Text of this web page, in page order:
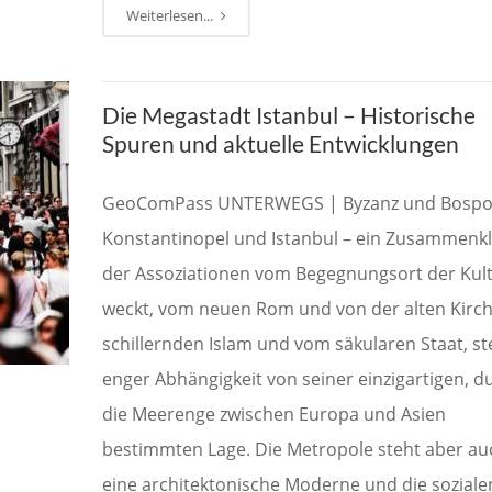
Weiterlesen...
Die Megastadt Istanbul – Historische
Spuren und aktuelle Entwicklungen
GeoComPass UNTERWEGS | Byzanz und
Konstantinopel und Istanbul – ein
der Assoziationen vom Begegnungsort der
weckt, vom neuen Rom und von der alten
schillernden Islam und vom säkularen Staat,
enger Abhängigkeit von seiner einzigartigen,
die Meerenge zwischen Europa und Asien
bestimmten Lage. Die Metropole steht aber
eine architektonische Moderne und die